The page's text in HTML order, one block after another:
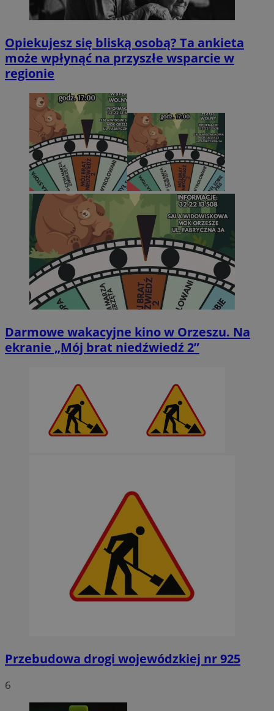
Opiekujesz się bliską osobą? Ta ankieta
może wpłynąć na przyszłe wsparcie w
regionie
Darmowe wakacyjne kino w Orzeszu. Na
ekranie „Mój brat niedźwiedź 2”
Przebudowa drogi wojewódzkiej nr 925
6